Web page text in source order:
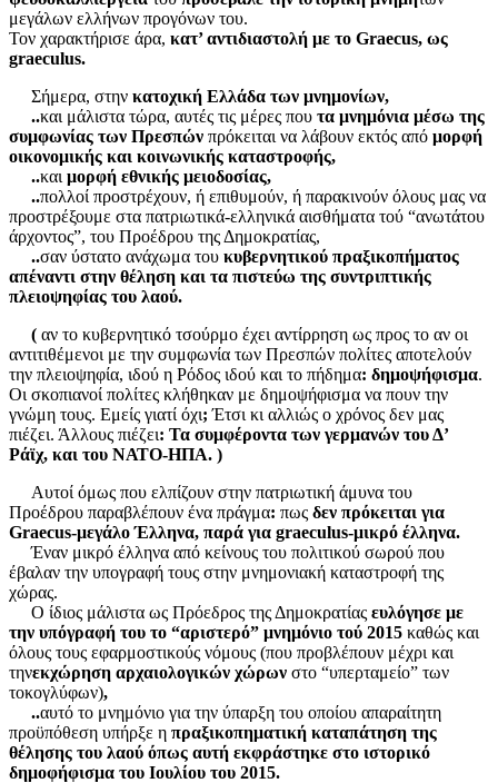
μεγάλων ελλήνων προγόνων του.
Τον χαρακτήρισε άρα, κατ’ αντιδιαστολή με το Graecus, ως
graeculus.
Σήμερα, στην κατοχική Ελλάδα των μνημονίων,
..και μάλιστα τώρα, αυτές τις μέρες που τα μνημόνια μέσω της
συμφωνίας των Πρεσπών πρόκειται να λάβουν εκτός από μορφή
οικονομικής και κοινωνικής καταστροφής,
..και μορφή εθνικής μειοδοσίας,
..πολλοί προστρέχουν, ή επιθυμούν, ή παρακινούν όλους μας να
προστρέξουμε στα πατριωτικά-ελληνικά αισθήματα τού “ανωτάτου
άρχοντος”, του Προέδρου της Δημοκρατίας,
..σαν ύστατο ανάχωμα του κυβερνητικού πραξικοπήματος
απέναντι στην θέληση και τα πιστεύω της συντριπτικής
πλειοψηφίας του λαού.
( αν το κυβερνητικό τσούρμο έχει αντίρρηση ως προς το αν οι
αντιτιθέμενοι με την συμφωνία των Πρεσπών πολίτες αποτελούν
την πλειοψηφία, ιδού η Ρόδος ιδού και το πήδημα: δημοψήφισμα.
Οι σκοπιανοί πολίτες κλήθηκαν με δημοψήφισμα να πουν την
γνώμη τους. Εμείς γιατί όχι;Έτσι κι αλλιώς ο χρόνος δεν μας
πιέζει. Άλλους πιέζει: Τα συμφέροντα των γερμανών του Δ’
Ράϊχ, και του ΝΑΤΟ-ΗΠΑ. )
Αυτοί όμως που ελπίζουν στην πατριωτική άμυνα του
Προέδρου παραβλέπουν ένα πράγμα: πως δεν πρόκειται για
Graecus-μεγάλο Έλληνα, παρά για graeculus-μικρό έλληνα.
Έναν μικρό έλληνα από κείνους του πολιτικού σωρού που
έβαλαν την υπογραφή τους στην μνημονιακή καταστροφή της
χώρας.
Ο ίδιος μάλιστα ως Πρόεδρος της Δημοκρατίας ευλόγησε με
την υπόγραφή του το “αριστερό” μνημόνιο τού 2015 καθώς και
όλους τους εφαρμοστικούς νόμους (που προβλέπουν μέχρι και
τηνεκχώρηση αρχαιολογικών χώρων στο “υπερταμείο” των
τοκογλύφων),
..αυτό το μνημόνιο για την ύπαρξη του οποίου απαραίτητη
προϋπόθεση υπήρξε η πραξικοπηματική καταπάτηση της
θέλησης του λαού όπως αυτή εκφράστηκε στο ιστορικό
δημοφήφισμα του Ιουλίου του 2015.